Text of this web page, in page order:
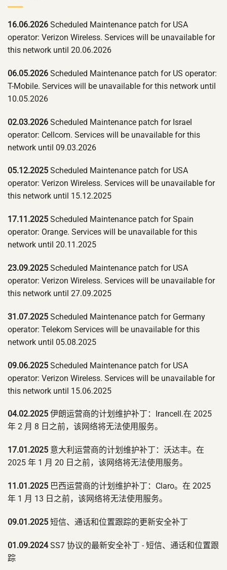
16.06.2026 Scheduled Maintenance patch for USA
operator: Verizon Wireless. Services will be unavailable for
this network until 20.06.2026
06.05.2026 Scheduled Maintenance patch for US operator:
T-Mobile. Services will be unavailable for this network until
10.05.2026
02.03.2026 Scheduled Maintenance patch for Israel
operator: Cellcom. Services will be unavailable for this
network until 09.03.2026
05.12.2025 Scheduled Maintenance patch for USA
operator: Verizon Wireless. Services will be unavailable for
this network until 15.12.2025
17.11.2025 Scheduled Maintenance patch for Spain
operator: Orange. Services will be unavailable for this
network until 20.11.2025
23.09.2025 Scheduled Maintenance patch for USA
operator: Verizon Wireless. Services will be unavailable for
this network until 27.09.2025
31.07.2025 Scheduled Maintenance patch for Germany
operator: Telekom Services will be unavailable for this
network until 05.08.2025
09.06.2025 Scheduled Maintenance patch for USA
operator: Verizon Wireless. Services will be unavailable for
this network until 15.06.2025
04.02.2025 伊朗运营商的计划维护补丁：Irancell.在 2025
年 2 月 8 日之前，该网络将无法使用服务。
17.01.2025 意大利运营商的计划维护补丁：沃达丰。在
2025 年 1 月 20 日之前，该网络将无法使用服务。
11.01.2025 巴西运营商的计划维护补丁：Claro。在 2025
年 1 月 13 日之前，该网络将无法使用服务。
09.01.2025 短信、通话和位置跟踪的更新安全补丁
01.09.2024SS7 协议的最新安全补丁 - 短信、通话和位置跟
踪